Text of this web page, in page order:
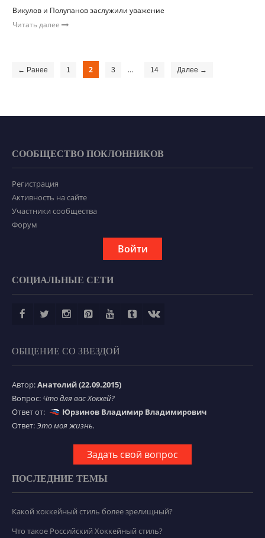
Викулов и Полупанов заслужили уважение
Читать далее
← Ранее 1 2 3 … 14 Далее →
СООБЩЕСТВО ПОКЛОННИКОВ
Регистрация
Активность на сайте
Участники сообщества
Форум
Войти
СОЦИАЛЬНЫЕ СЕТИ
ОБЩЕНИЕ СО ЗВЕЗДОЙ
Автор:Анатолий (22.09.2015)
Вопрос: Что для вас Хоккей?
Ответ от:
Юрзинов Владимир Владимирович
Ответ:Это моя жизнь.
Задать свой вопрос
ПОСЛЕДНИЕ ТЕМЫ
Какой хоккейный стиль более зрелищный?
Что такое Российский Хоккейный стиль?